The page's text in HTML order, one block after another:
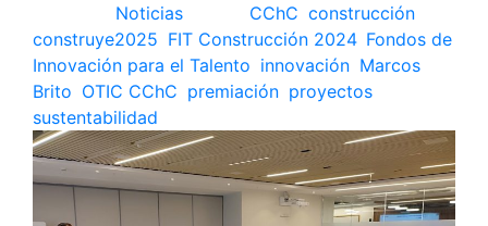
NoticiasTagged CChC construcción
construye2025 FIT Construcción 2024, Fondos de
Innovación para el Talento innovación Marcos
Brito OTIC CChC premiación proyectos
sustentabilidad